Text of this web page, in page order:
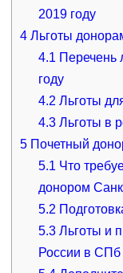
2019 году
4Льготы
4.1 Перечень
году
4.2 Льготы
4.3 Льготы в
5Почетный
5.1 Что
донором
5.2
5.3 Льготы и
России в СПб